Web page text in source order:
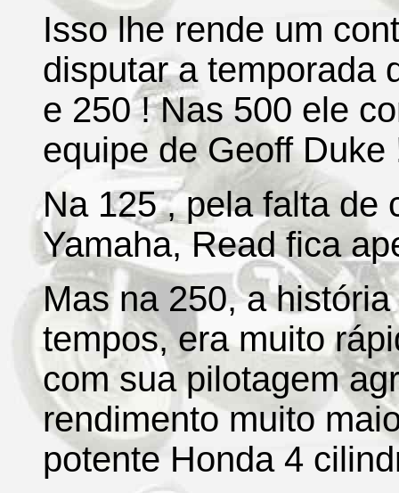
Isso lhe rende um
disputar a temporada
e 250 ! Nas 500 ele
equipe de Geoff Duke
Na 125 , pela falta de
Yamaha, Read fica
Mas na 250, a
tempos, era muito
com sua pilotagem
rendimento muito
potente Honda 4